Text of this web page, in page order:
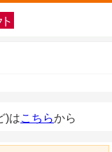
)はこちらから